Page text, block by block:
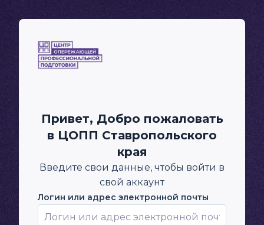
Привет, Добро пожаловать
в ЦОПП Ставропольского
края
Введите свои данные, чтобы войти в
свой аккаунт
Логин или адрес электронной почты
Логин или адрес электронной почты